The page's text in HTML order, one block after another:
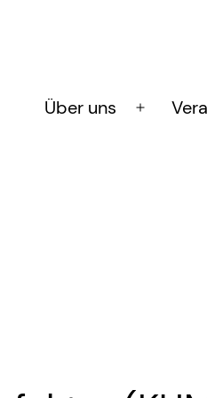
Über uns
Menü